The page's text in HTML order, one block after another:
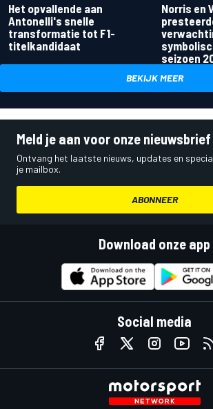
Het opvallende aan
Antonelli's snelle
transformatie tot F1-
titelkandidaat
Norris en
seizoen
BEKIJK MEER
Meld je aan voor onze nieuwsbrief
Ontvang het laatste nieuws, updates en
je mailbox.
ABONNEER
Download onze app
Social media